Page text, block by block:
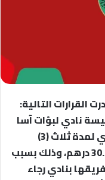
القرارات التالية:
نادي لبؤات آسا
المحبس، عن ممارسة أي نشاط كروي لمدة ثلاث (3)
سنوات نافذة، مع تغريمها مبلغ 30.000 درهم، وذلك بسبب
بنادي رجاء